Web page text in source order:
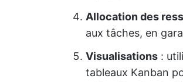
Allocation des
aux tâches, en
Visualisations :
tableaux Kanban